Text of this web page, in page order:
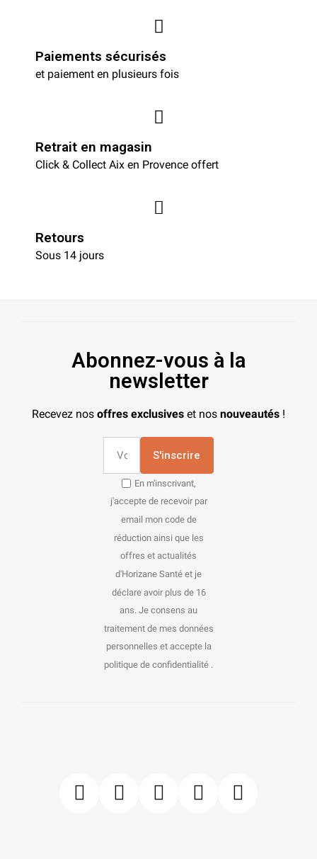
Paiements sécurisés
et paiement en plusieurs fois
Retrait en magasin
Click & Collect Aix en Provence offert
Retours
Sous 14 jours
Abonnez-vous à la
newsletter
Recevez nos offres exclusives et nos nouveautés !
S'inscrire
En m'inscrivant,
j'accepte de recevoir par
email mon code de
réduction ainsi que les
offres et actualités
d'Horizane Santé et je
déclare avoir plus de 16
ans. Je consens au
traitement de mes données
personnelles et accepte la
politique de confidentialité .